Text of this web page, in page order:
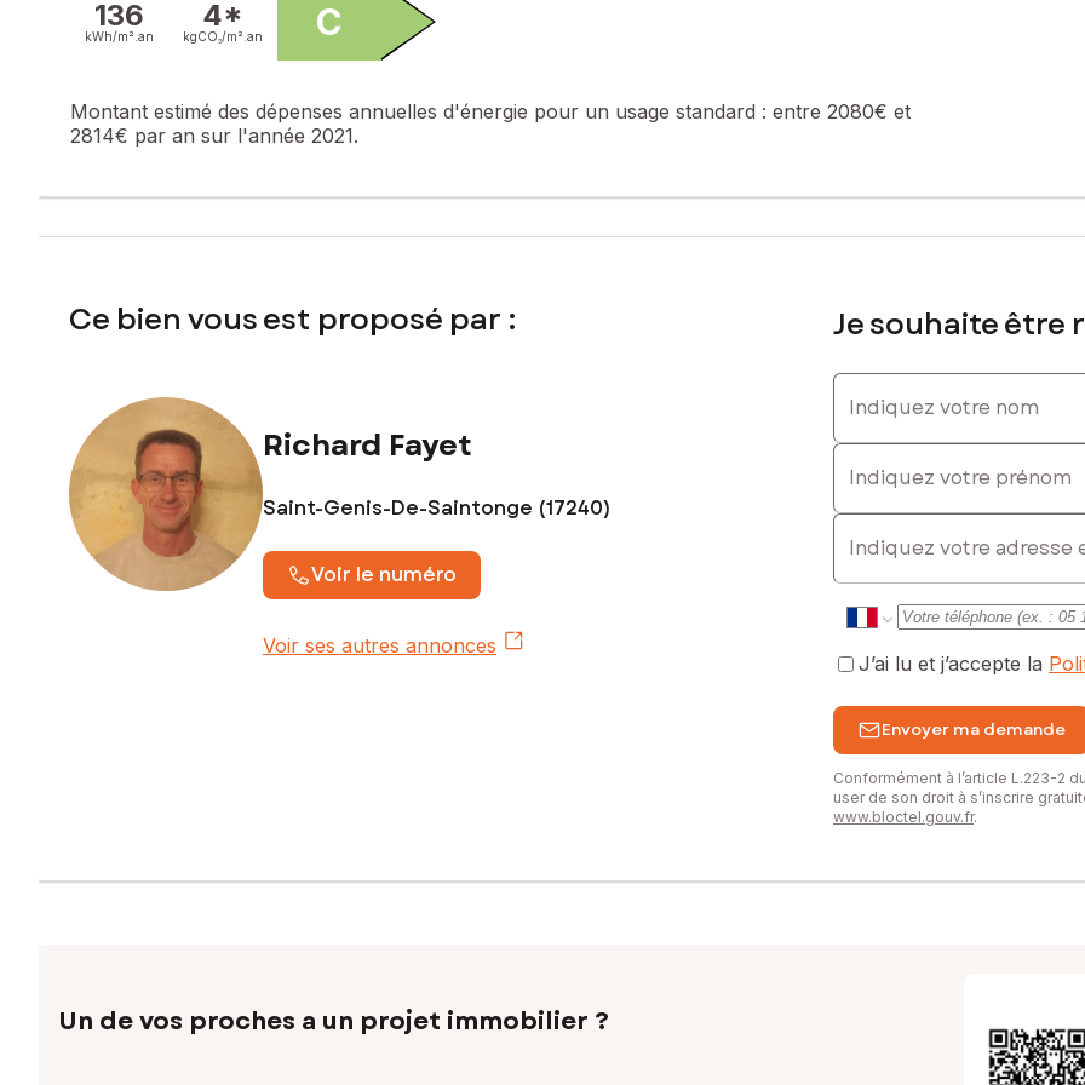
Prix de vente : 246 750 €
Contactez votre conseiller SAFTI : Richard FAYET, Tél. : 0636454063, E-mail : richard.fayet@safti.fr - EI - Agent commercial
136
kWh/m². an
4*
kgCO₂/m². an C
Montant estimé des dépenses annuelles d'énergie pour un usage standard : entre 2080€ et
2814€ par an sur l'année 2021.
Ce bien vous est proposé par :
Richard Fayet
Saint-Genis-De-Saintonge (17240)
Voir le numéro
Voir ses autres annonces
Je souhaite être
Indiquez votre nom
Indiquez votre prénom
E-mail
J’ai lu et j’accepte la
Envoyer ma demande
Conformément à l’article L.223-2
user de son droit à s’inscrire
www.bloctel.gouv.fr.
Un de vos proches a un projet immobilier ?